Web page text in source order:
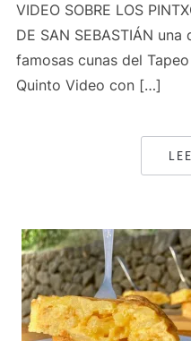
VIDEO SOBRE LOS
DE SAN SEBASTIÁN
famosas cunas del
Quinto Video con […]